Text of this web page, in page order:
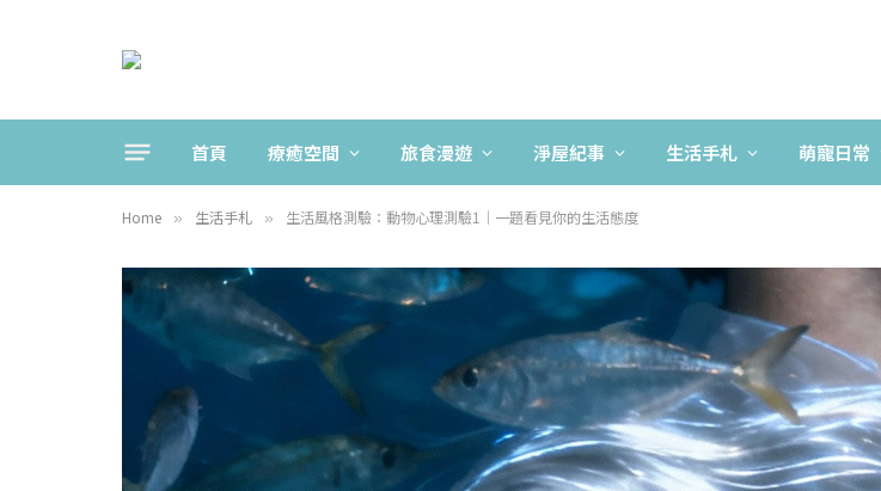
首頁 療癒空間 旅食漫遊 淨屋紀事 生活手札 萌寵日常
Home » 生活手札 » 生活風格測驗：動物心理測驗1｜一題看見你的生活態度